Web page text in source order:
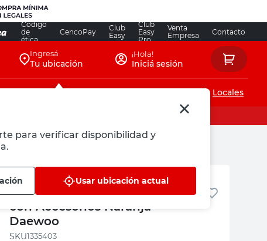
Código
de
ética
CencoPay
Club
Easy
Club
Easy
Pro
Venta
Empresa
Contacto
Ingresá
Tu ubicación
para verificar disponibilidad y
Usar ubicación actual
¡Hola!
Iniciá sesión
Locales
Daewoo
Compresor de Aire para Auto
con Accesorios Naranja
Daewoo
:1335403